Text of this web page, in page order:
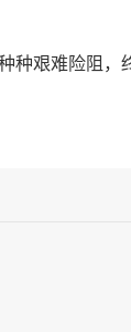
艰难险阻，